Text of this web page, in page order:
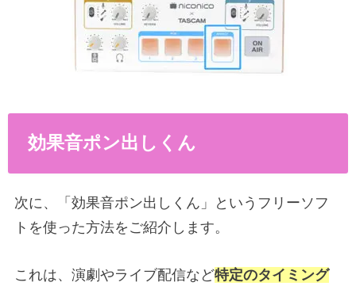
効果音ポン出しくん
次に、「効果音ポン出しくん」というフリーソフ
トを使った方法をご紹介します。
これは、演劇やライブ配信など特定のタイミング